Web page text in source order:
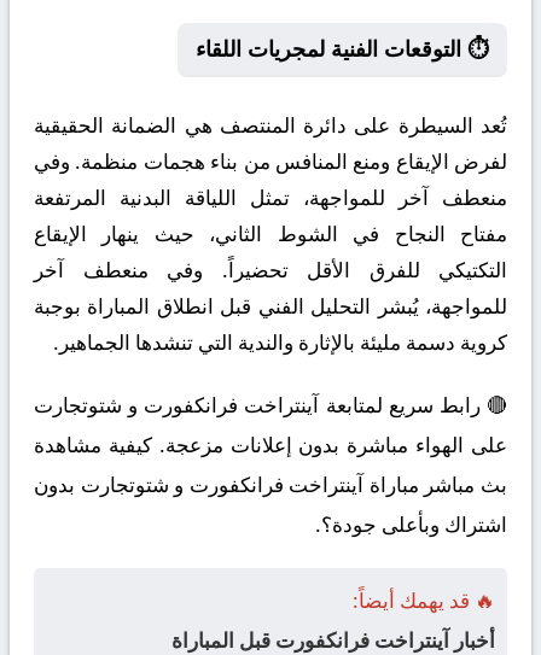
⏱️ التوقعات الفنية لمجريات اللقاء
تُعد السيطرة على دائرة المنتصف هي الضمانة الحقيقية
لفرض الإيقاع ومنع المنافس من بناء هجمات منظمة. وفي
منعطف آخر للمواجهة، تمثل اللياقة البدنية المرتفعة
مفتاح النجاح في الشوط الثاني، حيث ينهار الإيقاع
التكتيكي للفرق الأقل تحضيراً. وفي منعطف آخر
للمواجهة، يُبشر التحليل الفني قبل انطلاق المباراة بوجبة
كروية دسمة مليئة بالإثارة والندية التي تنشدها الجماهير.
🔴 رابط سريع لمتابعة آينتراخت فرانكفورت و شتوتجارت
على الهواء مباشرة بدون إعلانات مزعجة. كيفية مشاهدة
بث مباشر مباراة آينتراخت فرانكفورت و شتوتجارت بدون
اشتراك وبأعلى جودة؟.
🔥 قد يهمك أيضاً:
أخبار آينتراخت فرانكفورت قبل المباراة